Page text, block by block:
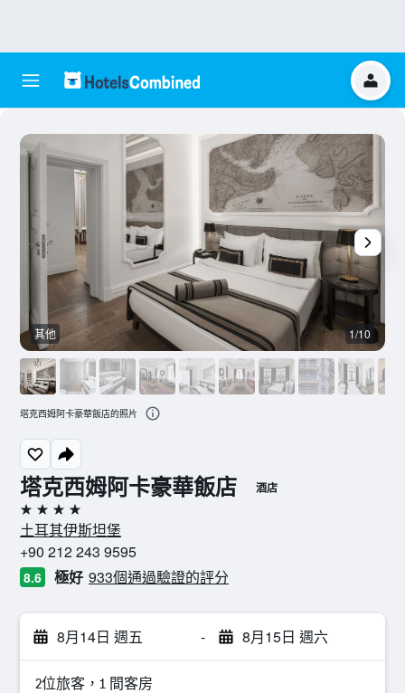
塔克西姆阿卡豪華飯店 酒店
4星級
土耳其伊斯坦堡
+90 212 243 9595
8.6 極好 933個通過驗證的評分
8月14日 週五 - 8月15日 週六
2位旅客，1 間客房
其他 1/10
塔克西姆阿卡豪華飯店的照片